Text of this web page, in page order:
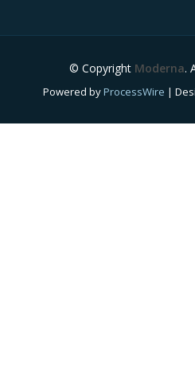
© Copyright Moderna.
Powered byProcessWire |